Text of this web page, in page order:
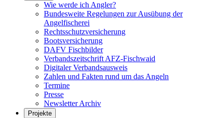
Wie werde ich Angler?
Bundesweite Regelungen zur Ausübung der
Angelfischerei
Rechtsschutzversicherung
Bootsversicherung
DAFV Fischbilder
Verbandszeitschrift AFZ-Fischwaid
Digitaler Verbandsausweis
Zahlen und Fakten rund um das Angeln
Termine
Presse
Newsletter Archiv
Projekte